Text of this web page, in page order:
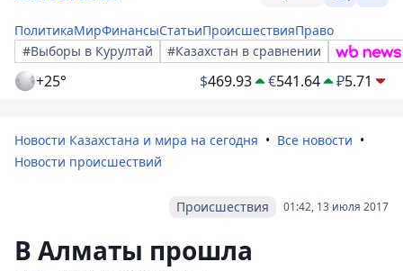
ПолитикаМирФинансыСтатьиПроисшествияПраво
#Выборы в Курултай
#Казахстан в сравнении
+25° $469.93 €541.64 ₽5.71
Новости Казахстана и мира на сегодня
Все новости
Новости происшествий
01:42, 13 июля 2017
Происшествия
В Алматы прошла